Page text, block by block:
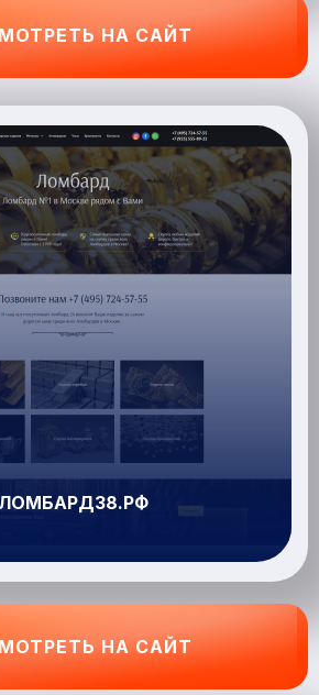
НА САЙТ
ЛОМБАРД38.РФ
НА САЙТ